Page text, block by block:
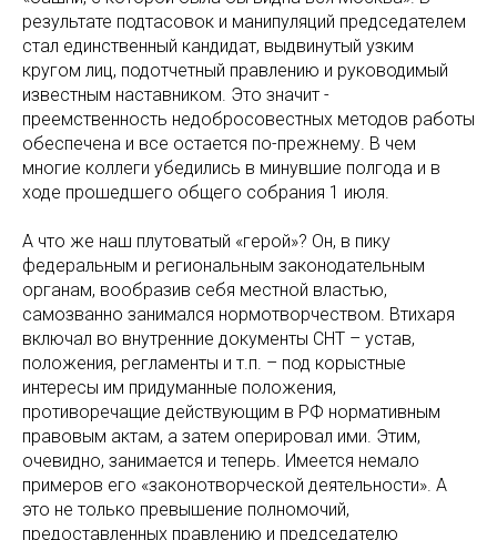
результате подтасовок и манипуляций председателем
стал единственный кандидат, выдвинутый узким
кругом лиц, подотчетный правлению и руководимый
известным наставником. Это значит -
преемственность недобросовестных методов работы
обеспечена и все остается по-прежнему. В чем
многие коллеги убедились в минувшие полгода и в
ходе прошедшего общего собрания 1 июля.
А что же наш плутоватый «герой»? Он, в пику
федеральным и региональным законодательным
органам, вообразив себя местной властью,
самозванно занимался нормотворчеством. Втихаря
включал во внутренние документы СНТ – устав,
положения, регламенты и т.п. – под корыстные
интересы им придуманные положения,
противоречащие действующим в РФ нормативным
правовым актам, а затем оперировал ими. Этим,
очевидно, занимается и теперь. Имеется немало
примеров его «законотворческой деятельности». А
это не только превышение полномочий,
предоставленных правлению и председателю